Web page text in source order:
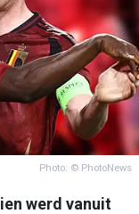
Photo: © PhotoNews
werd vanuit